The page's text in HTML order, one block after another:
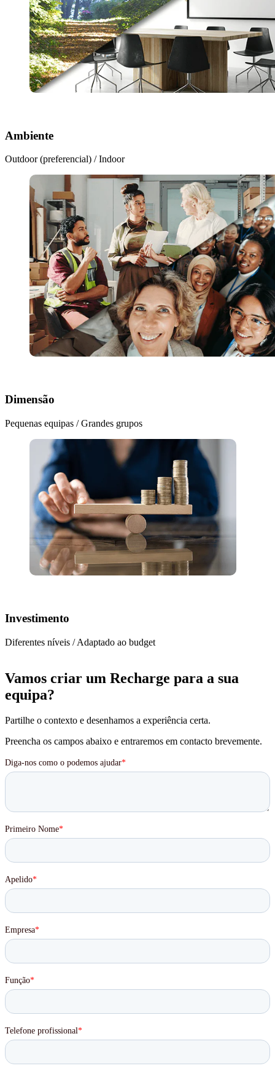
Ambiente
Outdoor (preferencial) / Indoor
Dimensão
Pequenas equipas / Grandes grupos
Investimento
Diferentes níveis / Adaptado ao budget
Vamos criar um Recharge para a sua
equipa?
Partilhe o contexto e desenhamos a experiência certa.
Preencha os campos abaixo e entraremos em contacto brevemente.